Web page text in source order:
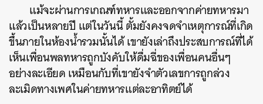
แม้จะผ่านการเกณฑ์ทหารและออกจากค่ายทหารมา
แล้วเป็นหลายปี แต่ในวันนี้ ตั้มยังคงจดจำเหตุการณ์ที่เกิด
ขึ้นภายในห้องน้ำรวมนั้นได้ เขายังเล่าถึงประสบการณ์ที่ได้
เห็นเพื่อนพลทหารถูกบังคับให้ดื่มฉี่ของเพื่อนคนอื่นๆ
อย่างละเอียด เหมือนกับที่เขายังจำตัวเลขการถูกล่วง
ละเมิดทางเพศในค่ายทหารแต่ละอาทิตย์ได้